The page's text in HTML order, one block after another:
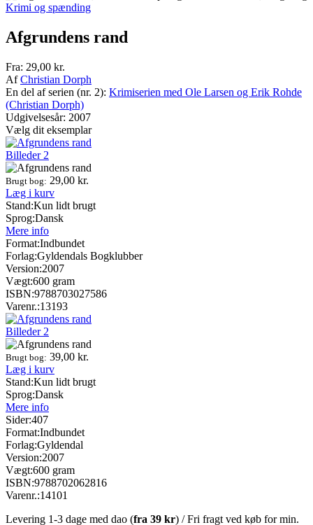
Krimi og spænding
Afgrundens rand
Fra: 29,00 kr.
AfChristian Dorph
En del af serien (nr. 2): Krimiserien med Ole Larsen og Erik Rohde
(Christian Dorph)
Udgivelsesår: 2007
Vælg dit eksemplar
Billeder 2
Brugt bog: 29,00 kr.
Læg i kurv
Stand:Kun lidt brugt
Sprog:Dansk
Mere info
Format:Indbundet
Forlag:Gyldendals Bogklubber
Version:2007
Vægt:600 gram
ISBN:9788703027586
Varenr.:13193
Billeder 2
Brugt bog: 39,00 kr.
Læg i kurv
Stand:Kun lidt brugt
Sprog:Dansk
Mere info
Sider:407
Format:Indbundet
Forlag:Gyldendal
Version:2007
Vægt:600 gram
ISBN:9788702062816
Varenr.:14101
Levering 1-3 dage med dao (fra 39 kr) / Fri fragt ved køb for min.